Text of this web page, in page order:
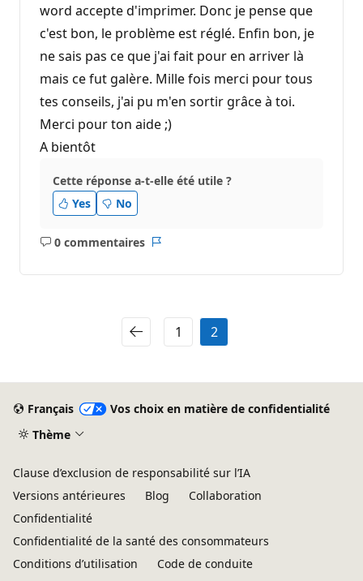
word accepte d'imprimer. Donc je pense que
c'est bon, le problème est réglé. Enfin bon, je
ne sais pas ce que j'ai fait pour en arriver là
mais ce fut galère. Mille fois merci pour tous
tes conseils, j'ai pu m'en sortir grâce à toi.
Merci pour ton aide ;)
A bientôt
Cette réponse a-t-elle été utile ?
Yes
No
0 commentaires
Aucun
1 2
Français
Vos choix en matière de confidentialité
Thème
Clause d’exclusion de responsabilité sur l’IA
Versions antérieures
Blog
Collaboration
Confidentialité
Confidentialité de la santé des consommateurs
Conditions d’utilisation
Code de conduite